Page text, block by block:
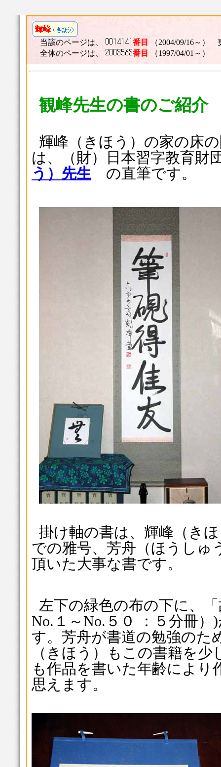
当該のページは、 番目
（2004/09/16～）
全体のページは、
番目 （1997/04/01～）
観峰先生の書のご紹介
輝峰（きほう）の家の床
は、（財）日本習字教育財
う）先生 の直筆です。
掛け軸の書は、輝峰（き
での雅号、芳舟（ほうしゅ
頂いた大事な書です。
左下の緑色の布の下に、
No.１～No.５０ ：５分冊
す。芳舟が書道の勉強のた
（きほう）もこの書籍を
も作品を書いた年齢によ
思えます。